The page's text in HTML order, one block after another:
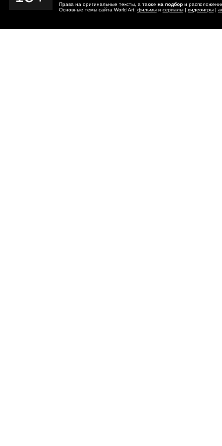
Права на оригинальные тексты, а также на подбор и
Основные темы сайта World Art: фильмы и сериалы | видеоигры |